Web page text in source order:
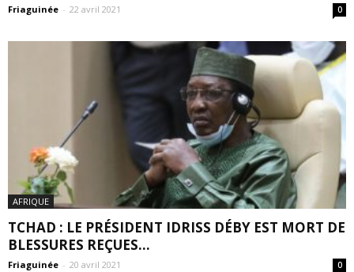
Friaguinée - 22 avril 2021 0
AFRIQUE
TCHAD : LE PRÉSIDENT IDRISS DÉBY EST MORT DE
BLESSURES REÇUES...
Friaguinée - 20 avril 2021 0